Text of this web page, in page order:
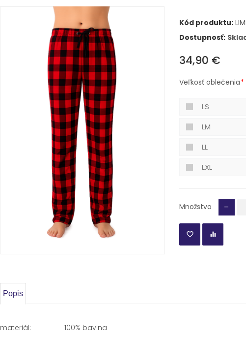
Kód produktu:
Dostupnosť:
34,90 €
Veľkosť oblečenia
LS
LM
LL
LXL
Množstvo -
Popis
materiál: 100% bavlna